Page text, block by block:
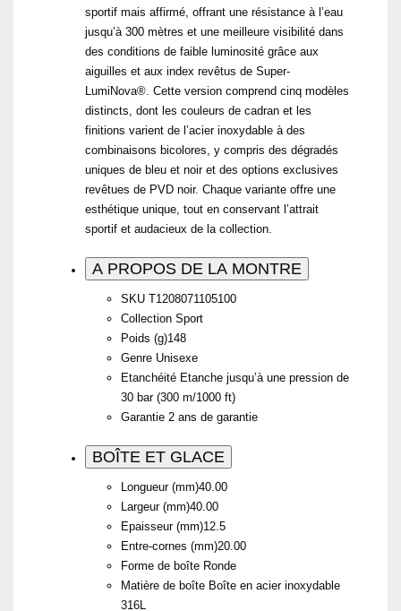
sportif mais affirmé, offrant une résistance à l’eau
jusqu’à 300 mètres et une meilleure visibilité dans
des conditions de faible luminosité grâce aux
aiguilles et aux index revêtus de Super-
LumiNova®. Cette version comprend cinq modèles
distincts, dont les couleurs de cadran et les
finitions varient de l’acier inoxydable à des
combinaisons bicolores, y compris des dégradés
uniques de bleu et noir et des options exclusives
revêtues de PVD noir. Chaque variante offre une
esthétique unique, tout en conservant l’attrait
sportif et audacieux de la collection.
A PROPOS DE LA MONTRE
SKU T1208071105100
Collection Sport
Poids (g)148
Genre Unisexe
Etanchéité Etanche jusqu’à une pression de
30 bar (300 m/1000 ft)
Garantie 2 ans de garantie
BOÎTE ET GLACE
Longueur (mm)40.00
Largeur (mm)40.00
Epaisseur (mm)12.5
Entre-cornes (mm)20.00
Forme de boîte Ronde
Matière de boîte Boîte en acier inoxydable
316L